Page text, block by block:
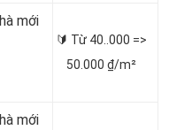
mới
🔰 Từ 40..000 =>
50.000 ₫/m²
mới